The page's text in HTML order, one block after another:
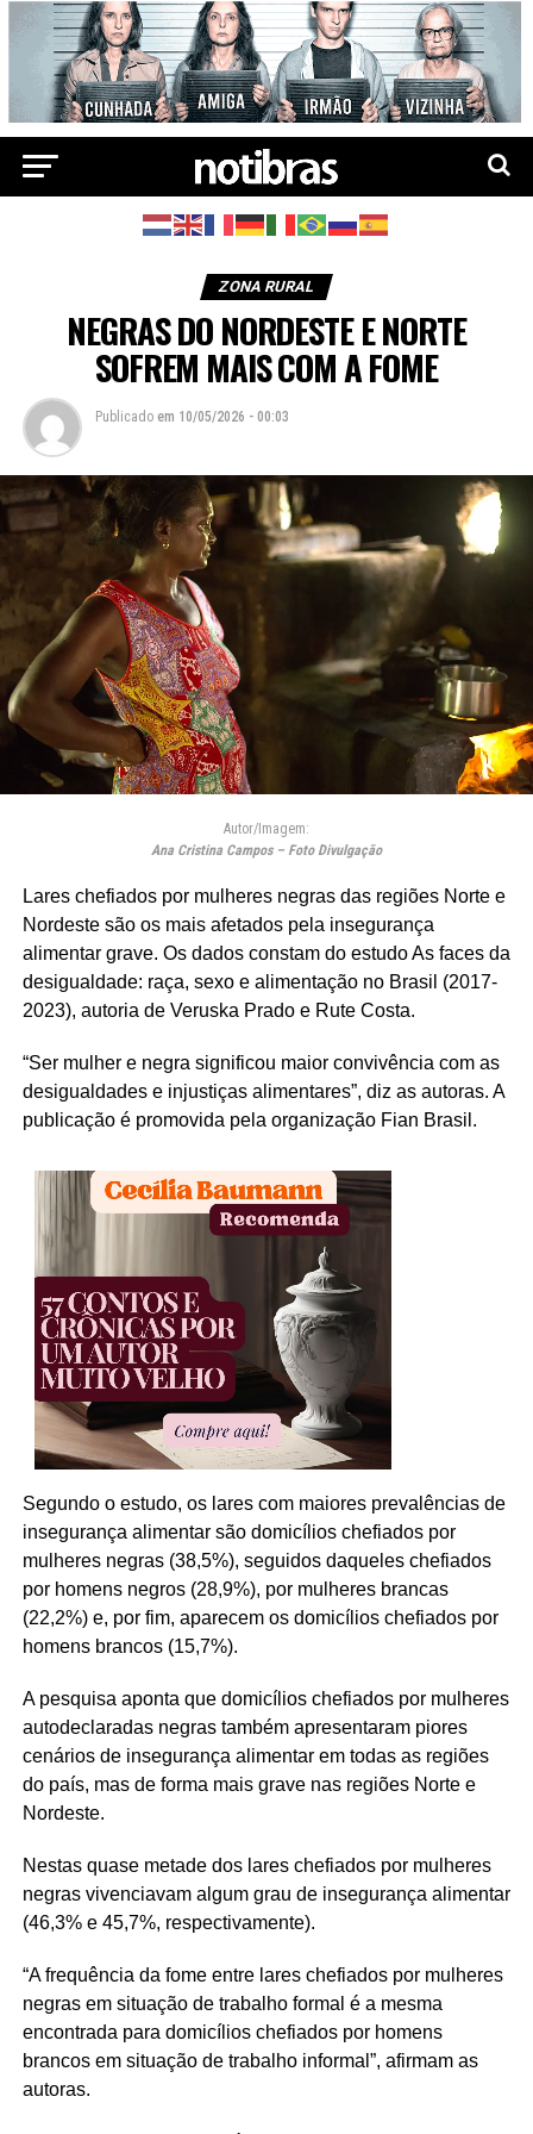
ZONA RURAL
NEGRAS DO NORDESTE E NORTE
SOFREM MAIS COM A FOME
Publicado em 10/05/2026 - 00:03
Autor/Imagem:
Ana Cristina Campos – Foto Divulgação
Lares chefiados por mulheres negras das regiões Norte e
Nordeste são os mais afetados pela insegurança
alimentar grave. Os dados constam do estudo As faces da
desigualdade: raça, sexo e alimentação no Brasil (2017-
2023), autoria de Veruska Prado e Rute Costa.
“Ser mulher e negra significou maior convivência com as
desigualdades e injustiças alimentares”, diz as autoras. A
publicação é promovida pela organização Fian Brasil.
Segundo o estudo, os lares com maiores prevalências de
insegurança alimentar são domicílios chefiados por
mulheres negras (38,5%), seguidos daqueles chefiados
por homens negros (28,9%), por mulheres brancas
(22,2%) e, por fim, aparecem os domicílios chefiados por
homens brancos (15,7%).
A pesquisa aponta que domicílios chefiados por mulheres
autodeclaradas negras também apresentaram piores
cenários de insegurança alimentar em todas as regiões
do país, mas de forma mais grave nas regiões Norte e
Nordeste.
Nestas quase metade dos lares chefiados por mulheres
negras vivenciavam algum grau de insegurança alimentar
(46,3% e 45,7%, respectivamente).
“A frequência da fome entre lares chefiados por mulheres
negras em situação de trabalho formal é a mesma
encontrada para domicílios chefiados por homens
brancos em situação de trabalho informal”, afirmam as
autoras.